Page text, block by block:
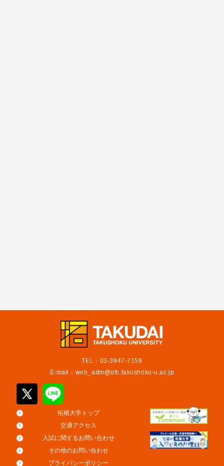
TEL：03-3947-7159
E-mail： web_adm@ofc.takushoku-u.ac.jp
拓殖大学トップ
交通アクセス
入試に関するお問い合わせ
その他のお問い合わせ
プライバシーポリシー